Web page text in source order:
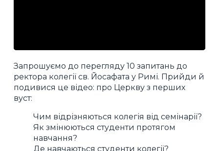
Запрошуємо до перегляду 10 запитань до
ректора колегії св. Йосафата у Римі. Прийди й
подивися це відео: про Церкву з перших
вуст:
Чим відрізняються колегія від семінарії?
Як змінюються студенти протягом
навчання?
Де навчаються студенти колегії?